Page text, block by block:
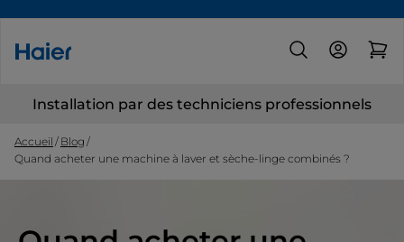
Installation par des techniciens professionnels
Accueil
Blog
Quand acheter une machine à laver et sèche-linge combinés ?